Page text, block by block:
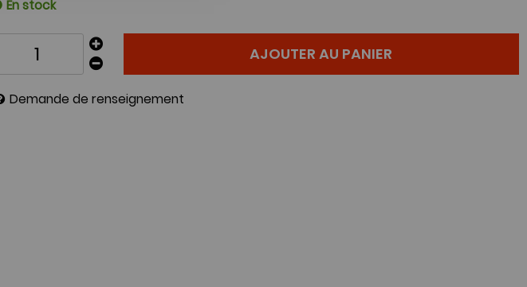
En stock
AJOUTER AU PANIER
Demande de renseignement